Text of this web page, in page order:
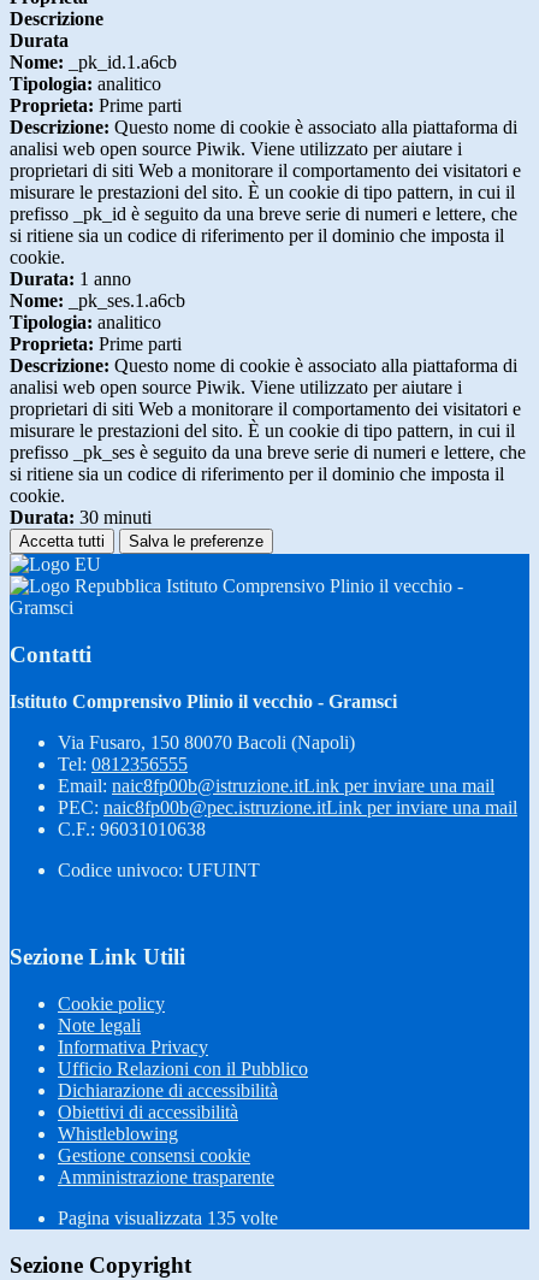
Descrizione
Durata
Nome: _pk_id.1.a6cb
Tipologia: analitico
Proprieta: Prime parti
Descrizione: Questo nome di cookie è associato alla piattaforma di
analisi web open source Piwik. Viene utilizzato per aiutare i
proprietari di siti Web a monitorare il comportamento dei visitatori e
misurare le prestazioni del sito. È un cookie di tipo pattern, in cui il
prefisso _pk_id è seguito da una breve serie di numeri e lettere, che
si ritiene sia un codice di riferimento per il dominio che imposta il
cookie.
Durata: 1 anno
Nome: _pk_ses.1.a6cb
Tipologia: analitico
Proprieta: Prime parti
Descrizione: Questo nome di cookie è associato alla piattaforma di
analisi web open source Piwik. Viene utilizzato per aiutare i
proprietari di siti Web a monitorare il comportamento dei visitatori e
misurare le prestazioni del sito. È un cookie di tipo pattern, in cui il
prefisso _pk_ses è seguito da una breve serie di numeri e lettere, che
si ritiene sia un codice di riferimento per il dominio che imposta il
cookie.
Durata: 30 minuti
Accetta tutti Salva le preferenze
Istituto Comprensivo Plinio il vecchio -
Gramsci
Contatti
Istituto Comprensivo Plinio il vecchio - Gramsci
Via Fusaro, 150 80070 Bacoli (Napoli)
Tel: 0812356555
Email: naic8fp00b@istruzione.itLink per inviare una mail
PEC: naic8fp00b@pec.istruzione.itLink per inviare una mail
C.F.: 96031010638
Codice univoco: UFUINT
Sezione Link Utili
Cookie policy
Note legali
Informativa Privacy
Ufficio Relazioni con il Pubblico
Dichiarazione di accessibilità
Obiettivi di accessibilità
Whistleblowing
Gestione consensi cookie
Amministrazione trasparente
Pagina visualizzata 135 volte
Sezione Copyright